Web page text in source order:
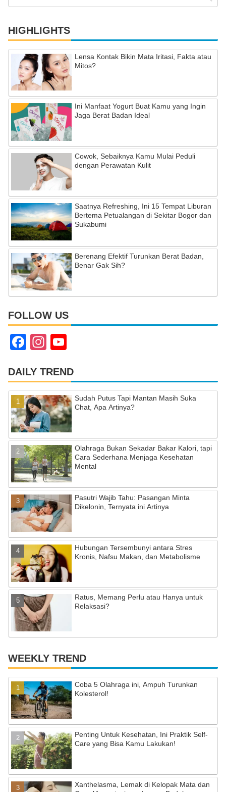
HIGHLIGHTS
Lensa Kontak Bikin Mata Iritasi, Fakta atau
Mitos?
Ini Manfaat Yogurt Buat Kamu yang Ingin
Jaga Berat Badan Ideal
Cowok, Sebaiknya Kamu Mulai Peduli
dengan Perawatan Kulit
Saatnya Refreshing, Ini 15 Tempat Liburan
Bertema Petualangan di Sekitar Bogor dan
Sukabumi
Berenang Efektif Turunkan Berat Badan,
Benar Gak Sih?
FOLLOW US
F
c
e
b
o
o
k
In
a
gr
a
m
u
T
u
b
e
C
h
a
n
n
el
DAILY TREND
Sudah Putus Tapi Mantan Masih Suka
Chat, Apa Artinya?
Olahraga Bukan Sekadar Bakar Kalori, tapi
Cara Sederhana Menjaga Kesehatan
Mental
Pasutri Wajib Tahu: Pasangan Minta
Dikelonin, Ternyata ini Artinya
Hubungan Tersembunyi antara Stres
Kronis, Nafsu Makan, dan Metabolisme
Ratus, Memang Perlu atau Hanya untuk
Relaksasi?
WEEKLY TREND
Coba 5 Olahraga ini, Ampuh Turunkan
Kolesterol!
Penting Untuk Kesehatan, Ini Praktik Self-
Care yang Bisa Kamu Lakukan!
Xanthelasma, Lemak di Kelopak Mata dan